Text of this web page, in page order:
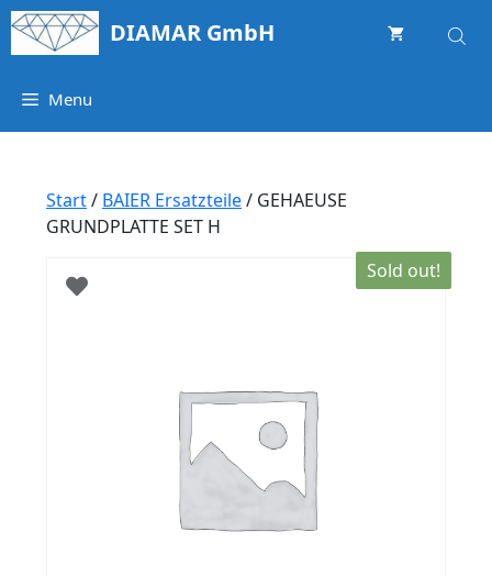
Springe
zum
DIAMAR GmbH
Menu
Start/ BAIER Ersatzteile/ GEHAEUSE
GRUNDPLATTE SET H
Sold out!